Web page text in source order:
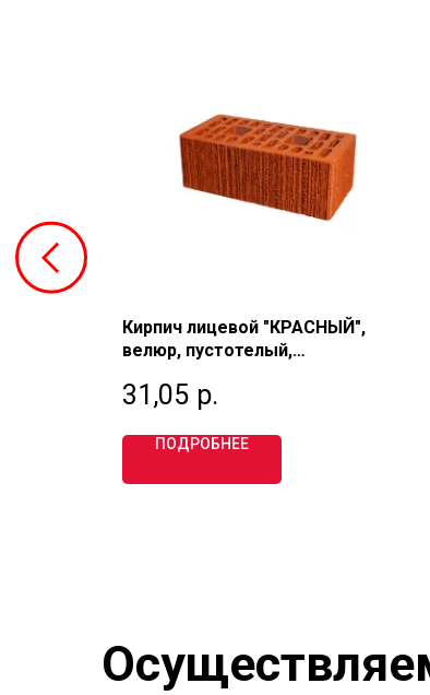
Кирпич лицевой "КРАСНЫЙ",
велюр, пустотелый,
Фурбау (УГК)
31,05 р.
ПОДРОБНЕЕ